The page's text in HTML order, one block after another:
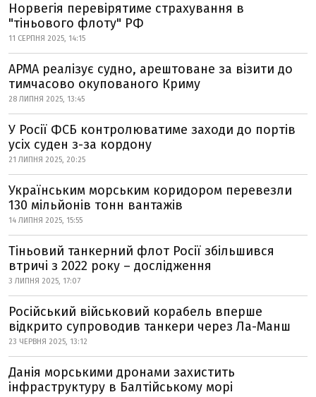
Норвегія перевірятиме страхування в
"тіньового флоту" РФ
11 СЕРПНЯ 2025, 14:15
АРМА реалізує судно, арештоване за візити до
тимчасово окупованого Криму
28 ЛИПНЯ 2025, 13:45
У Росії ФСБ контролюватиме заходи до портів
усіх суден з-за кордону
21 ЛИПНЯ 2025, 20:25
Українським морським коридором перевезли
130 мільйонів тонн вантажів
14 ЛИПНЯ 2025, 15:55
Тіньовий танкерний флот Росії збільшився
втричі з 2022 року – дослідження
3 ЛИПНЯ 2025, 17:07
Російський військовий корабель вперше
відкрито супроводив танкери через Ла-Манш
23 ЧЕРВНЯ 2025, 13:12
Данія морськими дронами захистить
інфраструктуру в Балтійському морі